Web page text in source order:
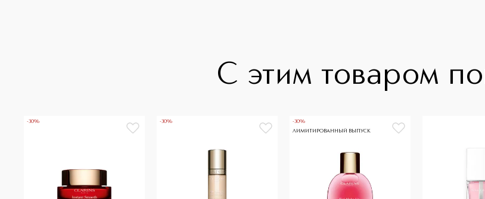
С этим товаром
-30% -30%
-30%
ЛИМИТИРОВАННЫЙ ВЫПУСК